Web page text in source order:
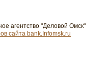
агентство "Деловой Омск"
сайта bank.Infomsk.ru